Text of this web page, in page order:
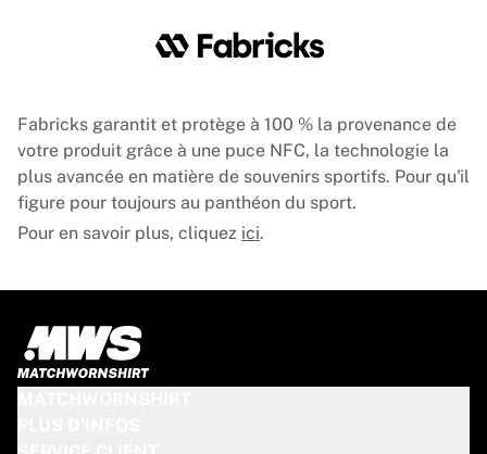
Fabricks garantit et protège à 100 % la provenance de
votre produit grâce à une puce NFC, la technologie la
plus avancée en matière de souvenirs sportifs. Pour qu'il
figure pour toujours au panthéon du sport.
Pour en savoir plus, cliquez ici.